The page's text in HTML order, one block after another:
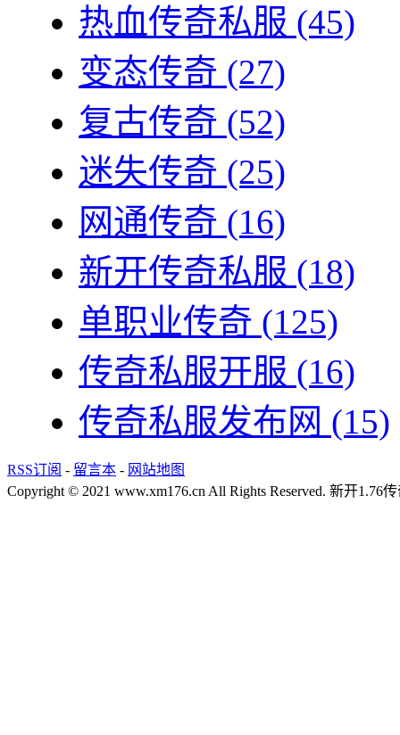
热血传奇私服 (45)
变态传奇 (27)
复古传奇 (52)
迷失传奇 (25)
网通传奇 (16)
新开传奇私服 (18)
单职业传奇 (125)
传奇私服开服 (16)
传奇私服发布网 (15)
RSS订阅 - 留言本 - 网站地图
Copyright © 2021 www.xm176.cn All Rights Reserved. 新开1.76